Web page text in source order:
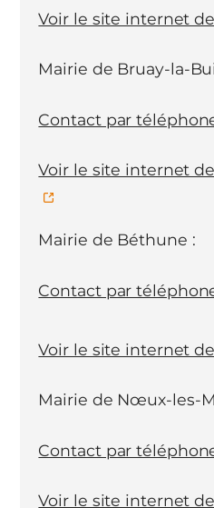
Voir le site internet
Mairie de Bruay-la-
Contact par
Voir le site internet
Mairie de Béthune :
Contact par
Voir le site internet
Mairie de Nœux-les-
Contact par
Voir le site internet